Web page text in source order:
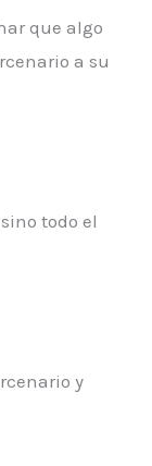
que algo
a su
todo el
y